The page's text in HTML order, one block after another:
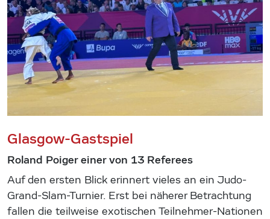
Glasgow-Gastspiel
Roland Poiger einer von 13 Referees
Auf den ersten Blick erinnert vieles an ein Judo-
Grand-Slam-Turnier. Erst bei näherer Betrachtung
fallen die teilweise exotischen Teilnehmer-Nationen